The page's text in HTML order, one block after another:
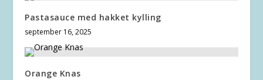
Pastasauce med hakket kylling
september 16, 2025
Orange Knas